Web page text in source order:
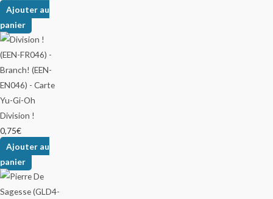
Ajouter au
panier
Division !
0,75€
Ajouter au
panier